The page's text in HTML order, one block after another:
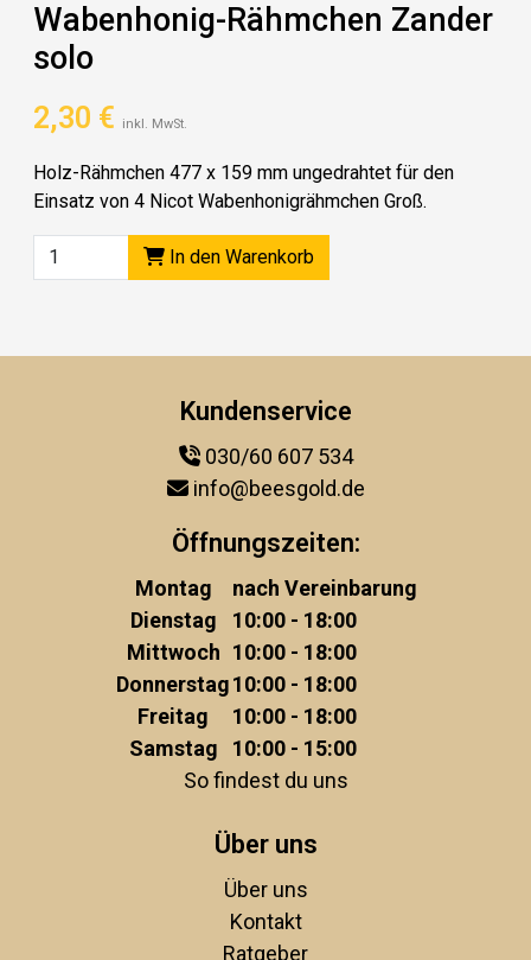
Wabenhonig-Rähmchen Zander
solo
2,30 € inkl. MwSt.
Holz-Rähmchen 477 x 159 mm ungedrahtet für den
Einsatz von 4 Nicot Wabenhonigrähmchen Groß.
In den Warenkorb
Kundenservice
030/60 607 534
info@beesgold.de
Öffnungszeiten:
Montag
nach Vereinbarung
Dienstag
10:00 - 18:00
Mittwoch 10:00 - 18:00
Donnerstag10:00 - 18:00
Freitag
10:00 - 18:00
Samstag
10:00 - 15:00
So findest du uns
Über uns
Über uns
Kontakt
Ratgeber